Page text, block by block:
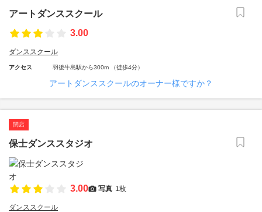
アートダンススクール
3.00
ダンススクール
アクセス 羽後牛島駅から300m （徒歩4分）
アートダンススクールのオーナー様ですか？
閉店
保士ダンススタジオ
3.00 写真 1枚
ダンススクール